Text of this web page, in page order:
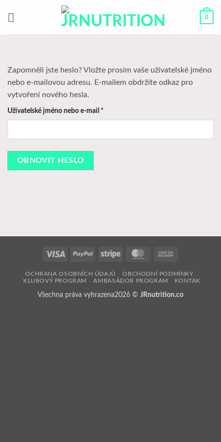
0
Zapomněli jste heslo? Vložte prosím vaše uživatelské jméno
nebo e-mailovou adresu. E-mailem obdržíte odkaz pro
vytvoření nového hesla.
Uživatelské jméno nebo e-mail *
OBNOVIT HESLO
Visa PayPal Stripe MasterCard
Delivery
OCHRANA OSOBNÍCH ÚDAJŮ
OBCHODNÍ PODMÍNKY
KLUBOVÝ PROGRAM
AMBASÁDOR PROGRAM KONTAK
Všechna práva vyhrazena2026 © JRnutrition.co